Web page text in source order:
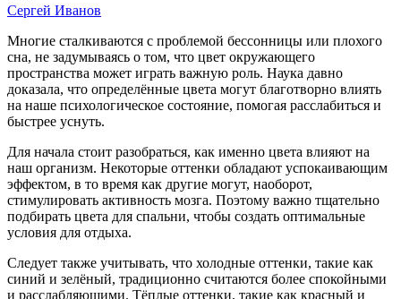
Сергей Иванов
Многие сталкиваются с проблемой бессонницы или плохого
сна, не задумываясь о том, что цвет окружающего
пространства может играть важную роль. Наука давно
доказала, что определённые цвета могут благотворно влиять
на наше психологическое состояние, помогая расслабиться и
быстрее уснуть.
Для начала стоит разобраться, как именно цвета влияют на
наш организм. Некоторые оттенки обладают успокаивающим
эффектом, в то время как другие могут, наоборот,
стимулировать активность мозга. Поэтому важно тщательно
подбирать цвета для спальни, чтобы создать оптимальные
условия для отдыха.
Следует также учитывать, что холодные оттенки, такие как
синий и зелёный, традиционно считаются более спокойными
и расслабляющими. Тёплые оттенки, такие как красный и